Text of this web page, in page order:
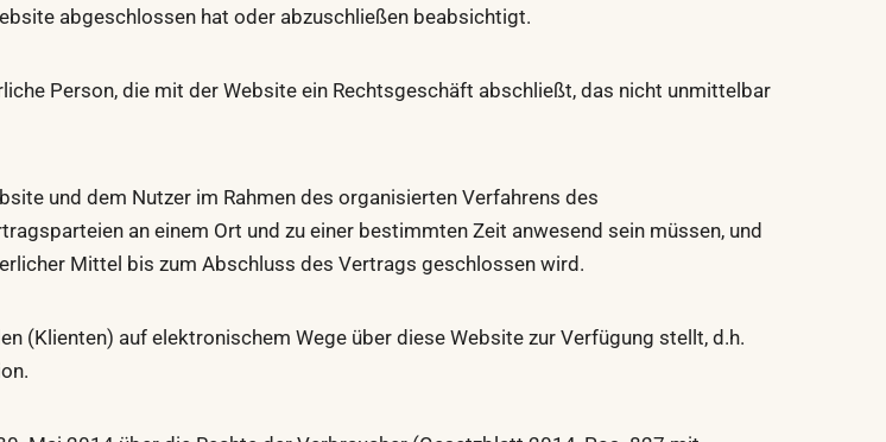
abgeschlossen hat oder abzuschließen beabsichtigt.
Person, die mit der Website ein Rechtsgeschäft abschließt, das nicht unmittelbar
und dem Nutzer im Rahmen des organisierten Verfahrens des
an einem Ort und zu einer bestimmten Zeit anwesend sein müssen, und
Mittel bis zum Abschluss des Vertrags geschlossen wird.
(Klienten) auf elektronischem Wege über diese Website zur Verfügung stellt, d.h.